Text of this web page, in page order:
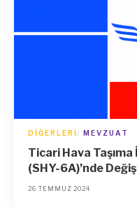
DIĞERLERI MEVZUAT
Ticari Hava
(SHY-6A)’nde
Yönetmelik
26 TEMMUZ 2024